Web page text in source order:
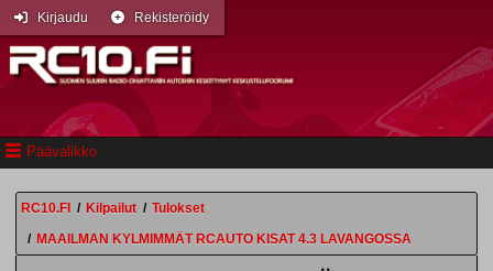
Päävalikko
Kirjaudu Rekisteröidy
RC10.FI / Kilpailut / Tulokset
/ MAAILMAN KYLMIMMÄT RCAUTO KISAT 4.3 LAVANGOSSA